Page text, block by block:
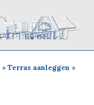
»Terras aanleggen »